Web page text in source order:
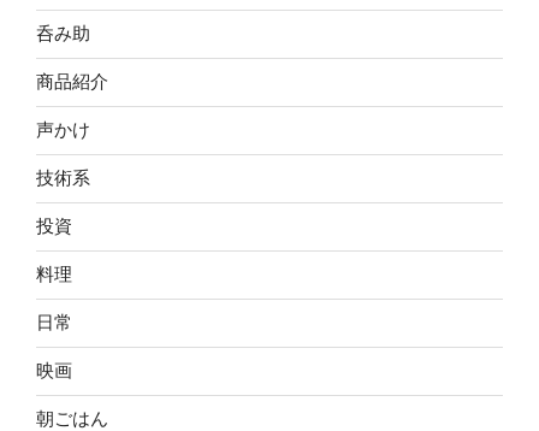
呑み助
商品紹介
声かけ
技術系
投資
料理
日常
映画
朝ごはん